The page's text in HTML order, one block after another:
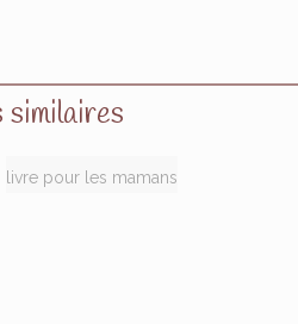
livre pour les mamans